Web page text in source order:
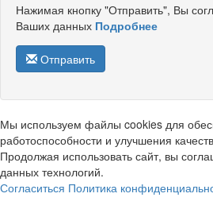
Нажимая кнопку "Отправить", Вы
Ваших данных Подробнее
Отправить
Мы используем файлы cookies для
работоспособности и улучшения
Продолжая использовать сайт, вы
данных технологий.
Согласиться Политика